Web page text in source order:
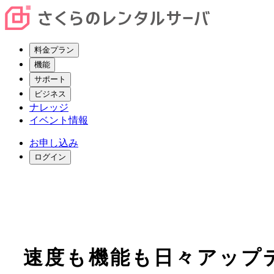
料金プラン
機能
サポート
ビジネス
ナレッジ
イベント情報
お申し込み
ログイン
速度 も 機能 も日々アップ